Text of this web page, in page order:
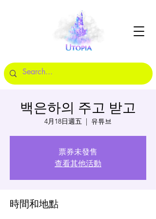
백은하의 주고 받고
4月18日週五
  |
유튜브
票券未發售
查看其他活動
時間和地點